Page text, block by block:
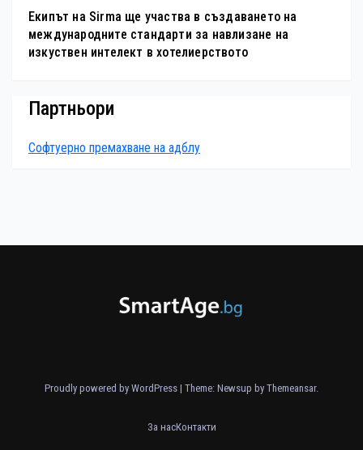
Екипът на Sirma ще участва в създаването на
международните стандарти за навлизане на
изкуствен интелект в хотелиерството
Партньори
Софтуерно премахване на адблу
Proudly powered by WordPress | Theme: Newsup by Themeansar.
За насКонтакти